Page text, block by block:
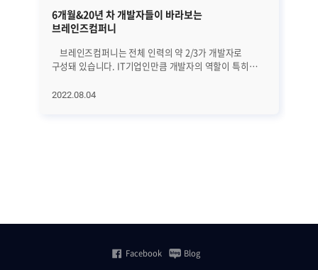
6개월&20년 차 개발자들이 바라보는
브레인즈컴퍼니
브레인즈컴퍼니는 전체 인력의 약 2/3가 개발자로
구성돼 있습니다. IT기업인만큼 개발자의 역할이 특히
편은 개발자 두 분을 모시고 진행해 봤습니다. 입사 6개월
재용님: 안녕하세요. 저는 개발 2그룹 ITSM팀 사원으로
정도 된 갓 신입이네요. (웃음) Q. 두 분의 업무를
2022.08.04
Facebook Blog